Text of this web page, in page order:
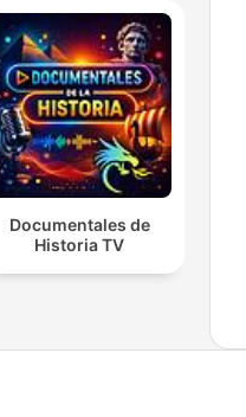
Documentales de
Historia TV